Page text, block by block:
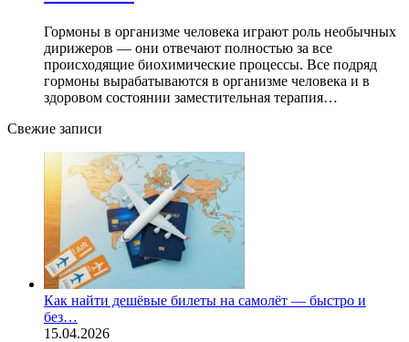
Гормоны в организме человека играют роль необычных
дирижеров — они отвечают полностью за все
происходящие биохимические процессы. Все подряд
гормоны вырабатываются в организме человека и в
здоровом состоянии заместительная терапия…
Свежие записи
Как найти дешёвые билеты на самолёт — быстро и
без…
15.04.2026